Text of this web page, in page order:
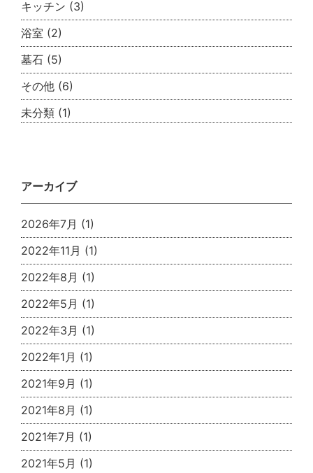
キッチン (3)
浴室 (2)
墓石 (5)
その他 (6)
未分類 (1)
アーカイブ
2026年7月 (1)
2022年11月 (1)
2022年8月 (1)
2022年5月 (1)
2022年3月 (1)
2022年1月 (1)
2021年9月 (1)
2021年8月 (1)
2021年7月 (1)
2021年5月 (1)